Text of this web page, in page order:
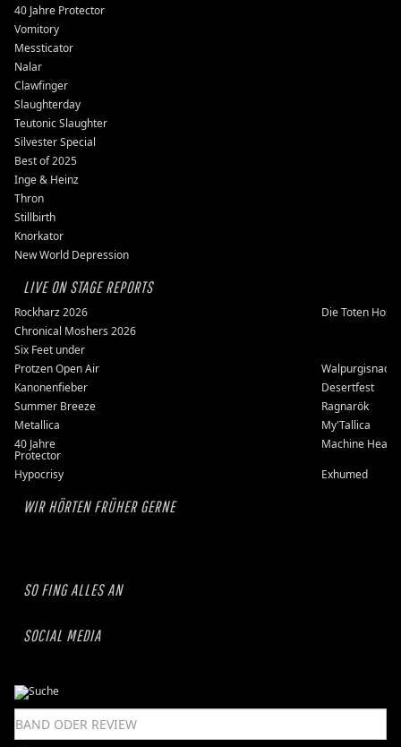
40 Jahre Protector
Vomitory
Messticator
Nalar
Clawfinger
Slaughterday
Teutonic Slaughter
Silvester Special
Best of 2025
Inge & Heinz
Thron
Stillbirth
Knorkator
New World Depression
LIVE ON STAGE REPORTS
Rockharz 2026
Die Toten
Chronical Moshers 2026
Six Feet under
Protzen Open Air
Walpurgisnacht
Kanonenfieber
Desertfest
Summer Breeze
Ragnarök
Metallica
My'Tallica
40 Jahre
Protector
Machine Head
Hypocrisy
Exhumed
WIR HÖRTEN FRÜHER GERNE
SO FING ALLES AN
SOCIAL MEDIA